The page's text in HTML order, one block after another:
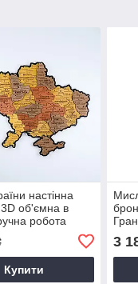
настінна
об'ємна в
робота
Купити
3